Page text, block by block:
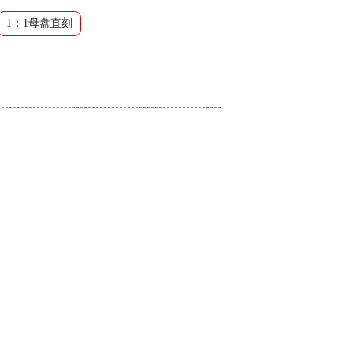
1：1母盘直刻